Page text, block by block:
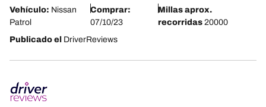
Vehículo: Nissan
Patrol
Comprar:
07/10/23
Millas aprox.
recorridas 20000
Publicado el DriverReviews